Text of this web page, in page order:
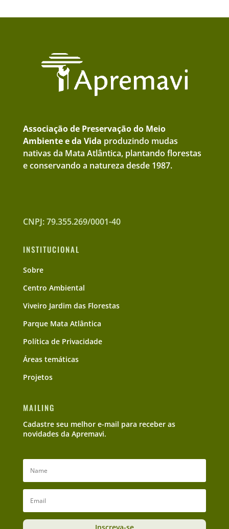
Associação de Preservação do Meio
Ambiente e da Vida produzindo mudas
nativas da Mata Atlântica, plantando florestas
e conservando a natureza desde 1987.
CNPJ: 79.355.269/0001-40
INSTITUCIONAL
Sobre
Centro Ambiental
Viveiro Jardim das Florestas
Parque Mata Atlântica
Política de Privacidade
Áreas temáticas
Projetos
MAILING
Cadastre seu melhor e-mail para receber as
novidades da Apremavi.